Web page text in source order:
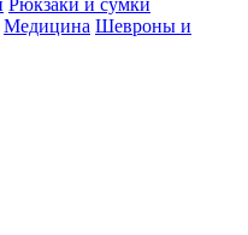
Рюкзаки и сумки
Медицина Шевроны и